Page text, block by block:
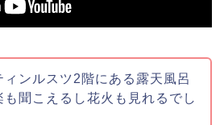
ィンルスツ2階にある露天風呂
も聞こえるし花火も見れるでし